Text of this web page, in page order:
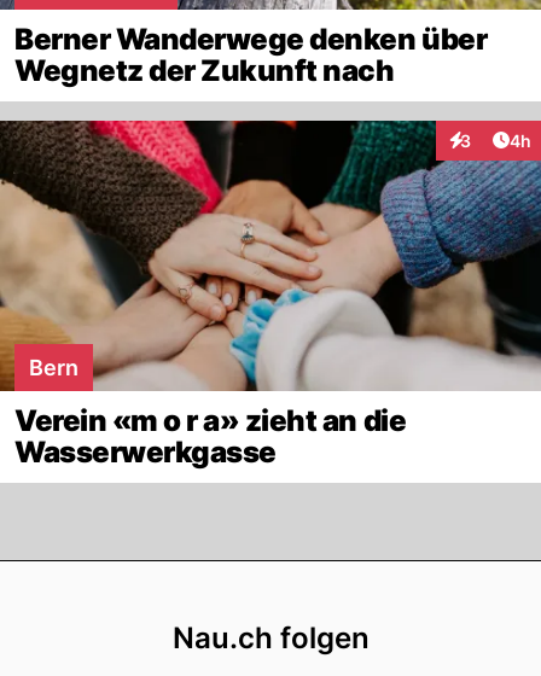
Berner Wanderwege denken über
Wegnetz der Zukunft nach
3 4h
Bern
Verein «m o r a» zieht an die
Wasserwerkgasse
Nau.ch folgen